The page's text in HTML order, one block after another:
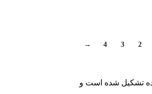
2
3
4
→
تشکیل شده است و